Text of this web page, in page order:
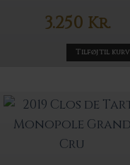
3.250 Kr.
Tilføj til kurv